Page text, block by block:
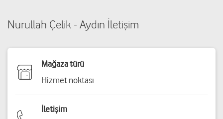
Nurullah Çelik - Aydın İletişim
Mağaza türü
Hizmet noktası
İletişim